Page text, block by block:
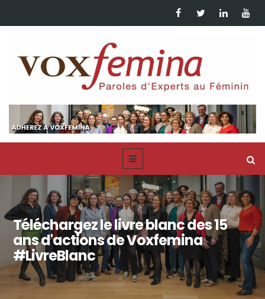
Téléchargez le livre blanc des 15
ans d'actions de Voxfemina
#LivreBlanc